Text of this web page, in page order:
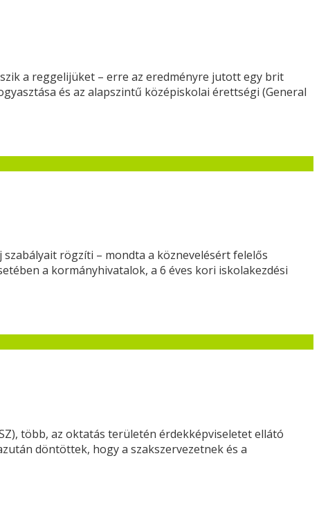
a reggelijüket – erre az eredményre jutott egy brit
és az alapszintű középiskolai érettségi (General
rögzíti – mondta a köznevelésért felelős
a kormányhivatalok, a 6 éves kori iskolakezdési
több, az oktatás területén érdekképviseletet ellátó
döntöttek, hogy a szakszervezetnek és a